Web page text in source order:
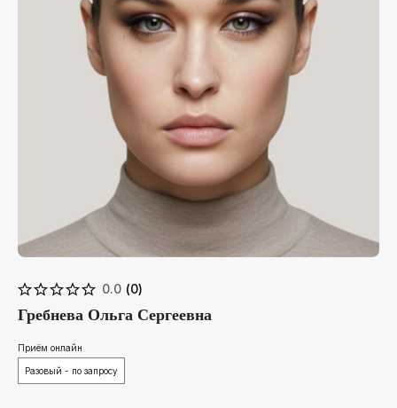
0.0 (0)
Гребнева Ольга Сергеевна
Приём онлайн
Разовый - по запросу